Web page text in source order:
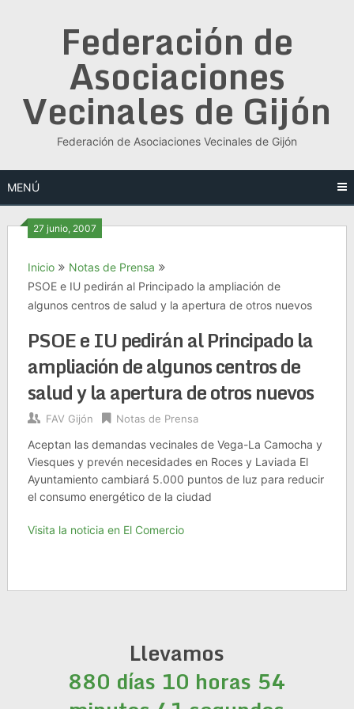
Federación de
Asociaciones
Vecinales de Gijón
Federación de Asociaciones Vecinales de Gijón
MENÚ
27 junio, 2007
Inicio
Notas de Prensa
PSOE e IU pedirán al Principado la ampliación de
algunos centros de salud y la apertura de otros nuevos
PSOE e IU pedirán al Principado la
ampliación de algunos centros de
salud y la apertura de otros nuevos
FAV Gijón Notas de Prensa
Aceptan las demandas vecinales de Vega-La Camocha y
Viesques y prevén necesidades en Roces y Laviada El
Ayuntamiento cambiará 5.000 puntos de luz para reducir
el consumo energético de la ciudad
Visita la noticia en El Comercio
Llevamos
880 días 10 horas 54